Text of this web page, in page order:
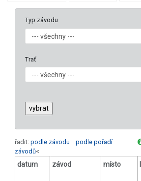
Typ závodu
Trať
řadit: podle závodu podle pořadí
závodů<
datum závod místo